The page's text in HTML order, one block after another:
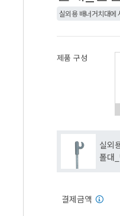
실외용 배너거치대에
제품 구성
실외
폴대
결제금액